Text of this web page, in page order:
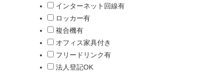
インターネット回線有
ロッカー有
複合機有
オフィス家具付き
フリードリンク有
法人登記OK